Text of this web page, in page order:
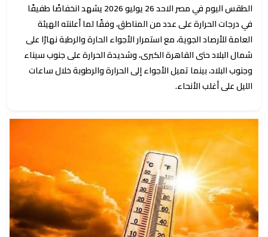
الطقس اليوم في مصر الاحد 26 يوليو 2026 يشهد انخفاضًا طفيفًا
في درجات الحرارة على عدد من المناطق، وفقًا لما أعلنته الهيئة
العامة للأرصاد الجوية، مع استمرار الأجواء الحارة والرطبة نهارًا على
شمال البلاد حتى القاهرة الكبرى، وشديدة الحرارة على جنوب سيناء
وجنوب البلاد، بينما تميل الأجواء إلى الحرارة والرطوبة خلال ساعات
الليل على أغلب الأنحاء.